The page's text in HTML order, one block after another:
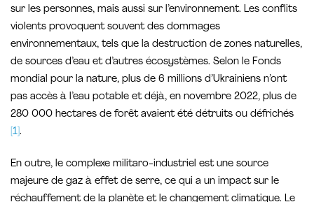
sur les personnes, mais aussi sur l’environnement. Les conflits
violents provoquent souvent des dommages
environnementaux, tels que la destruction de zones naturelles,
de sources d’eau et d’autres écosystèmes. Selon le Fonds
mondial pour la nature, plus de 6 millions d’Ukrainiens n’ont
pas accès à l’eau potable et déjà, en novembre 2022, plus de
280 000 hectares de forêt avaient été détruits ou défrichés
[1] .
En outre, le complexe militaro-industriel est une source
majeure de gaz à effet de serre, ce qui a un impact sur le
réchauffement de la planète et le changement climatique. Le